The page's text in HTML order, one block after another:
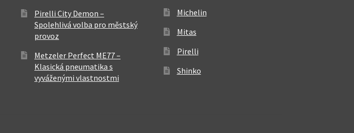
Pirelli City Demon –
Spolehlivá volba pro městský
provoz
Metzeler Perfect ME77 –
Klasická pneumatika s
vyváženými vlastnostmi
Michelin
Mitas
Pirelli
Shinko